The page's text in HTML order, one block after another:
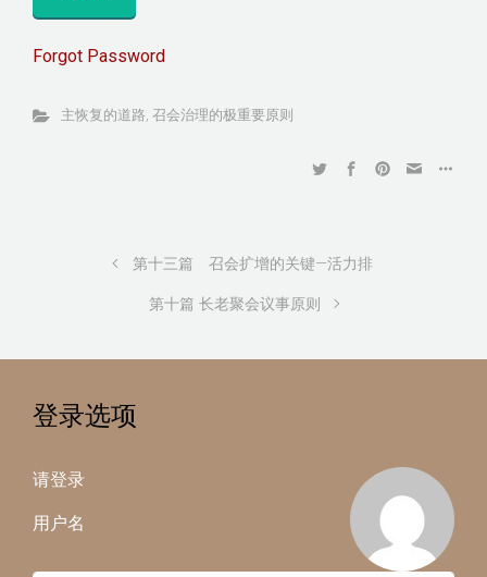
Forgot Password
主恢复的道路, 召会治理的极重要原则
第十三篇 召会扩增的关键—活力排
第十篇 长老聚会议事原则
登录选项
请登录
用户名